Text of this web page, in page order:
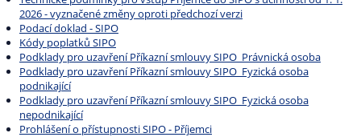
2026 - vyznačené změny oproti předchozí verzi
Podací doklad - SIPO
Kódy poplatků SIPO
Podklady pro uzavření Příkazní smlouvy SIPO_Právnická osoba
Podklady pro uzavření Příkazní smlouvy SIPO_Fyzická osoba
podnikající
Podklady pro uzavření Příkazní smlouvy SIPO_Fyzická osoba
nepodnikající
Prohlášení o přístupnosti SIPO - Příjemci